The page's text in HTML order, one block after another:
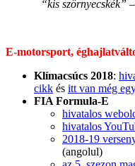
“kis szörnyecskék”
E-motorsport,
Klímacsúcs 2018:
cikk és itt van még egy
FIA Formula-E
hivatalos
hivatalos
2018-19
(angolul)